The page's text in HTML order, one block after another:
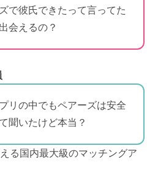
で彼氏できたって言ってた
会えるの？
リの中でもペアーズは安全
聞いたけど本当？
る国内最大級のマッチングア